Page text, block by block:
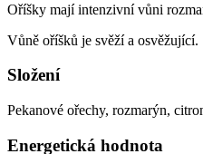
Oříšky mají intenzivní vůni
Vůně oříšků je svěží a osvěžující.
Složení
Pekanové ořechy, rozmarýn,
Energetická hodnota